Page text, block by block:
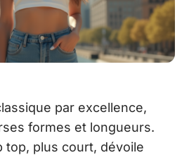
par excellence,
formes et longueurs.
top, plus court, dévoile